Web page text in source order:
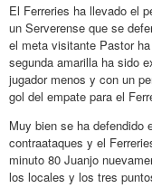
El Ferreries ha llevado el
un Serverense que se
el meta visitante Pastor
segunda amarilla ha sido
jugador menos y con un
gol del empate para el
Muy bien se ha defendido
contraataques y el
minuto 80 Juanjo
los locales y los tres